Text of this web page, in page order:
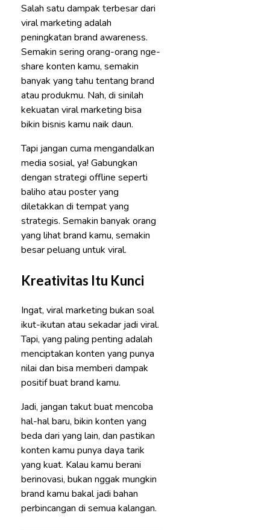
Salah satu dampak terbesar dari
viral marketing adalah
peningkatan brand awareness.
Semakin sering orang-orang nge-
share konten kamu, semakin
banyak yang tahu tentang brand
atau produkmu. Nah, di sinilah
kekuatan viral marketing bisa
bikin bisnis kamu naik daun.
Tapi jangan cuma mengandalkan
media sosial, ya! Gabungkan
dengan strategi offline seperti
baliho atau poster yang
diletakkan di tempat yang
strategis. Semakin banyak orang
yang lihat brand kamu, semakin
besar peluang untuk viral.
Kreativitas Itu Kunci
Ingat, viral marketing bukan soal
ikut-ikutan atau sekadar jadi viral.
Tapi, yang paling penting adalah
menciptakan konten yang punya
nilai dan bisa memberi dampak
positif buat brand kamu.
Jadi, jangan takut buat mencoba
hal-hal baru, bikin konten yang
beda dari yang lain, dan pastikan
konten kamu punya daya tarik
yang kuat. Kalau kamu berani
berinovasi, bukan nggak mungkin
brand kamu bakal jadi bahan
perbincangan di semua kalangan.